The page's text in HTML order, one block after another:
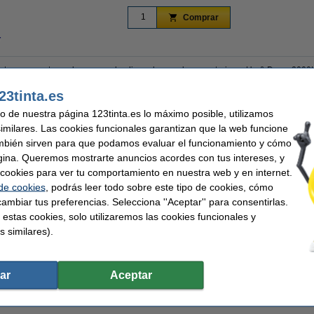
Comprar
un aspecto moderno con el aplique de pared para exteriores Up & Down
una iluminación flexible para cada situación. Su diseño compacto garantiza una
Puedes elegir fácilmente entre 3 colores de luz y crear siempre el
un hermoso acento en la pared y añade profundidad. El ángulo de haz
Gracias a su clasificación IP65, el aplique es resistente a la lluvia, el polvo
es de bajo consumo y requiere poco mantenimiento. Ahorra tiempo gracias
Ángulo de iluminación:
de pared Regulable:
ajustable Frecuencia de entrada:
2.000 - 4.000 K
de nuestra página 123tinta.es lo máximo posible, utilizamos
Las cookies funcionales garantizan que la web funcione
sirven para que podamos evaluar el funcionamiento y cómo
Queremos mostrarte anuncios acordes con tus intereses, y
para ver tu comportamiento en nuestra web y en internet.
cookies, podrás leer todo sobre este tipo de cookies, cómo
tus preferencias. Selecciona ''Aceptar'' para consentirlas.
cookies, solo utilizaremos las cookies funcionales y
similares).
Aceptar